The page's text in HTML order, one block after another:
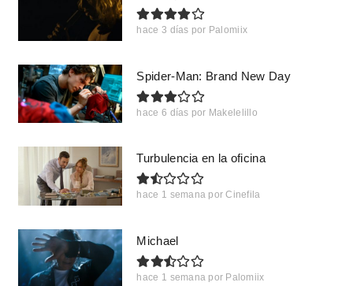
hace 3 días por Palomiix
Spider-Man: Brand New Day
hace 6 días por Makelelillo
Turbulencia en la oficina
hace 1 semana por Cinefila
Michael
hace 1 semana por Palomiix